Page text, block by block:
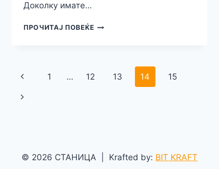
Доколку имате…
ПРОЧИТАЈ ПОВЕЌЕГОЛЕМ
УЧЕСТВО
BY
Навигација
на
Previous
Page
1 … 12 13 14 15
Next
© 2026 СТАНИЦА | Krafted by: BIT KRAFT